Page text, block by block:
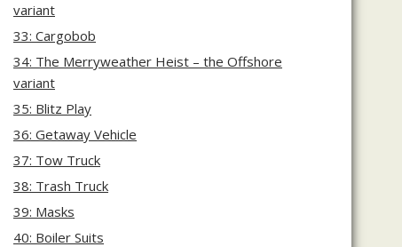
variant
33: Cargobob
34: The Merryweather Heist – the Offshore
variant
35: Blitz Play
36: Getaway Vehicle
37: Tow Truck
38: Trash Truck
39: Masks
40: Boiler Suits